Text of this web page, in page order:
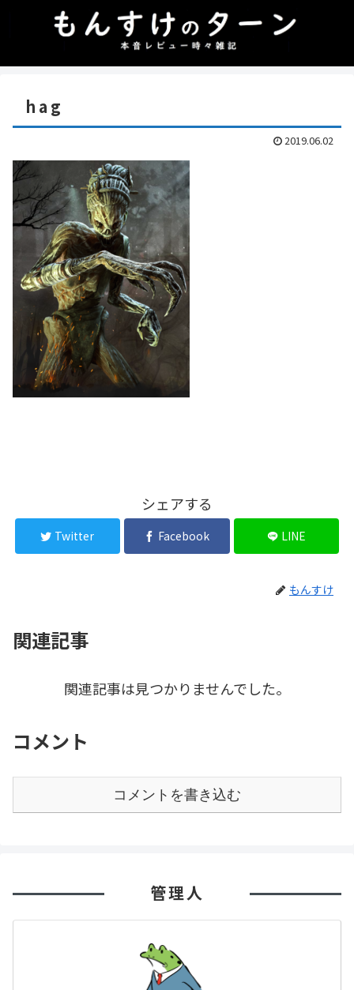
hag
2019.06.02
シェアする
Twitter Facebook LINE
もんすけ
関連記事
関連記事は見つかりませんでした。
コメント
コメントを書き込む
管理人